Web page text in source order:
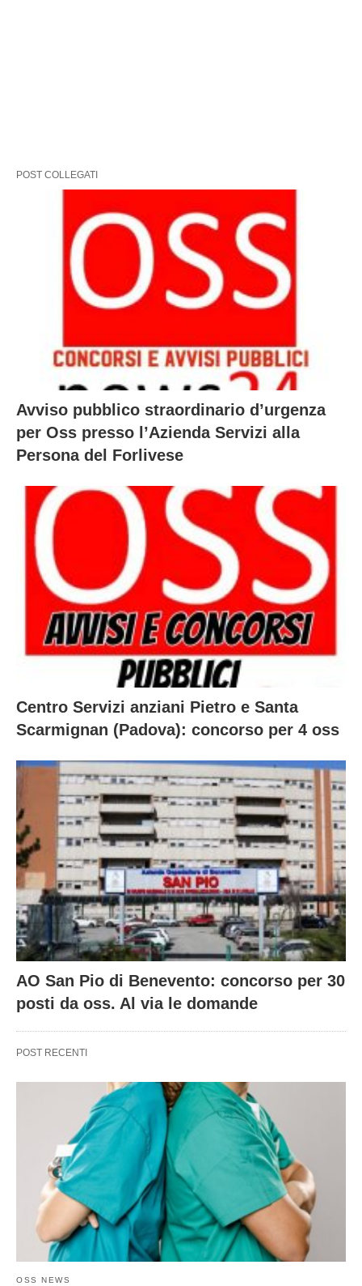
POST COLLEGATI
Avviso pubblico straordinario d’urgenza
per Oss presso l’Azienda Servizi alla
Persona del Forlivese
Centro Servizi anziani Pietro e Santa
Scarmignan (Padova): concorso per 4 oss
AO San Pio di Benevento: concorso per 30
posti da oss. Al via le domande
POST RECENTI
OSS NEWS